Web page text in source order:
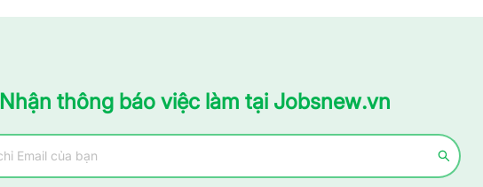
Nhận thông báo việc làm tại Jobsnew.vn